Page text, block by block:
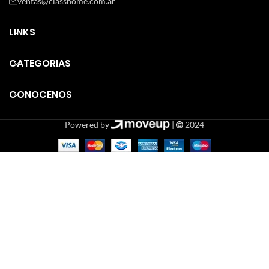
LINKS
CATEGORIAS
CONOCENOS
Powered by | 2024